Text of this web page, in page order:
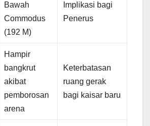
Bawah
Commodus
(192 M)
Implikasi bagi
Penerus
Hampir
bangkrut
akibat
pemborosan
arena
Keterbatasan
ruang gerak
bagi kaisar baru